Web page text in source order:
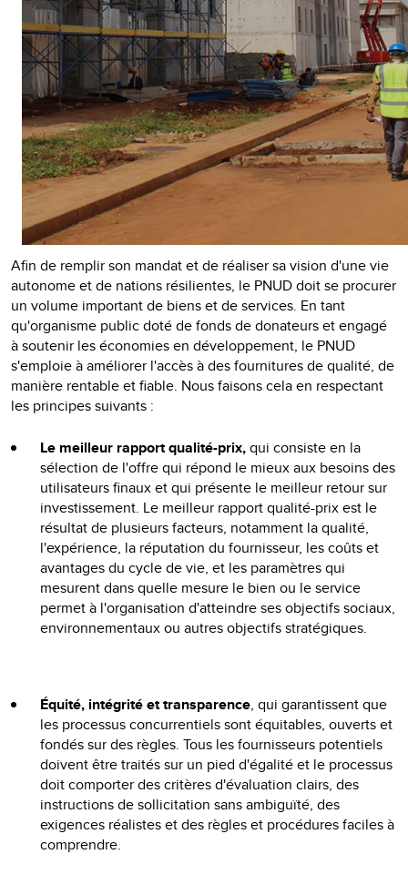
Afin de remplir son mandat et de réaliser sa vision d'une vie
autonome et de nations résilientes, le PNUD doit se procurer
un volume important de biens et de services. En tant
qu'organisme public doté de fonds de donateurs et engagé
à soutenir les économies en développement, le PNUD
s'emploie à améliorer l'accès à des fournitures de qualité, de
manière rentable et fiable. Nous faisons cela en respectant
les principes suivants :
Le meilleur rapport qualité-prix,qui consiste en la
sélection de l'offre qui répond le mieux aux besoins des
utilisateurs finaux et qui présente le meilleur retour sur
investissement. Le meilleur rapport qualité-prix est le
résultat de plusieurs facteurs, notamment la qualité,
l'expérience, la réputation du fournisseur, les coûts et
avantages du cycle de vie, et les paramètres qui
mesurent dans quelle mesure le bien ou le service
permet à l'organisation d'atteindre ses objectifs sociaux,
environnementaux ou autres objectifs stratégiques.
Équité, intégrité et transparence, qui garantissent que
les processus concurrentiels sont équitables, ouverts et
fondés sur des règles. Tous les fournisseurs potentiels
doivent être traités sur un pied d'égalité et le processus
doit comporter des critères d'évaluation clairs, des
instructions de sollicitation sans ambiguïté, des
exigences réalistes et des règles et procédures faciles à
comprendre.